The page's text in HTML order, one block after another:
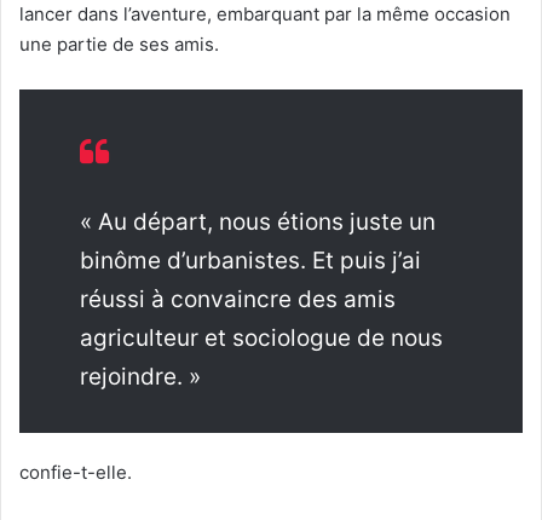
lancer dans l’aventure, embarquant par la même occasion
une partie de ses amis.
« Au départ, nous étions juste un
binôme d’urbanistes. Et puis j’ai
réussi à convaincre des amis
agriculteur et sociologue de nous
rejoindre. »
confie-t-elle.